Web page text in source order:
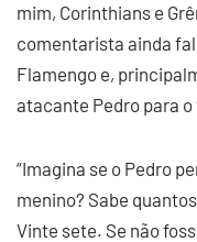
mim, Corinthians e
comentarista ainda
Flamengo e,
atacante Pedro para
“Imagina se o Pedro
menino? Sabe
Vinte sete. Se não